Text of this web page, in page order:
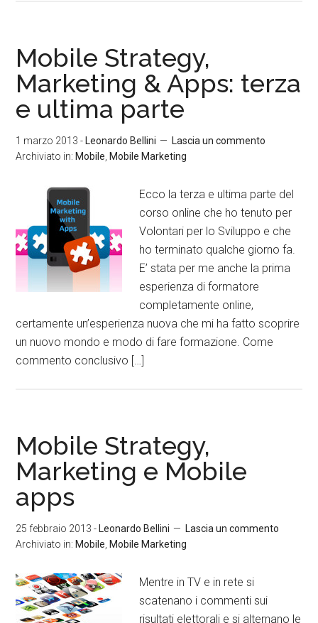
Mobile Strategy,
Marketing & Apps: terza
e ultima parte
1 marzo 2013 - Leonardo Bellini
Lascia un commento
Archiviato in: Mobile Mobile Marketing
Ecco la terza e ultima parte del
corso online che ho tenuto per
Volontari per lo Sviluppo e che
ho terminato qualche giorno fa.
E’ stata per me anche la prima
esperienza di formatore
completamente online,
certamente un’esperienza nuova che mi ha fatto scoprire
un nuovo mondo e modo di fare formazione. Come
commento conclusivo […]
Mobile Strategy,
Marketing e Mobile
apps
25 febbraio 2013 - Leonardo Bellini
Lascia un commento
Archiviato in: Mobile Mobile Marketing
Mentre in TV e in rete si
scatenano i commenti sui
risultati elettorali e si alternano le